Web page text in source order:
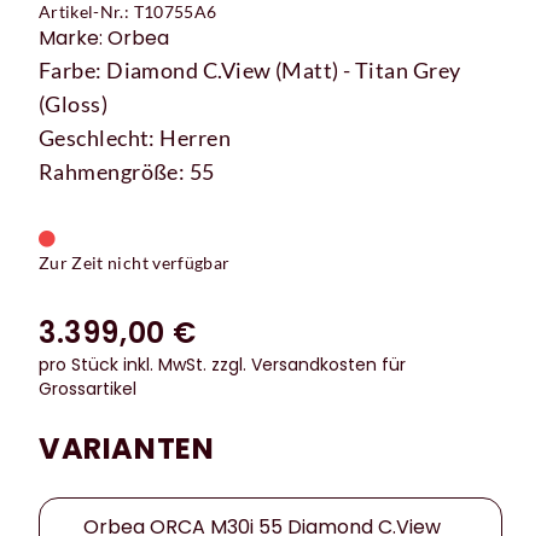
Artikel-Nr.: T10755A6
Marke: Orbea
Farbe: Diamond C.View (Matt) - Titan Grey
(Gloss)
Geschlecht: Herren
Rahmengröße: 55
Zur Zeit nicht verfügbar
3.399,00 €
pro Stück inkl. MwSt. zzgl. Versandkosten für
Grossartikel
VARIANTEN
Orbea ORCA M30i 55 Diamond C.View